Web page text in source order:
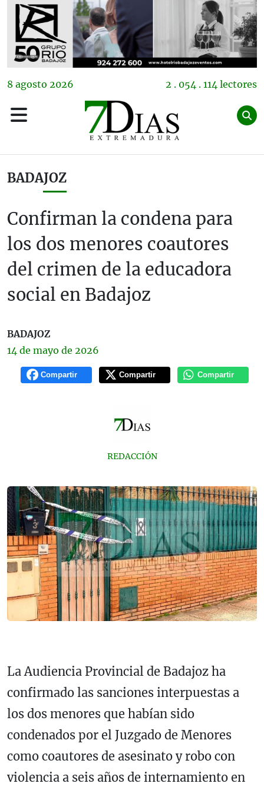
8 agosto 2026 2 . 054 . 114 lectores
BADAJOZ
Confirman la condena para
los dos menores coautores
del crimen de la educadora
social en Badajoz
BADAJOZ
14 de mayo de 2026
Compartir Compartir Compartir
REDACCIÓN
La Audiencia Provincial de Badajoz ha
confirmado las sanciones interpuestas a
los dos menores que habían sido
condenados por el Juzgado de Menores
como coautores de asesinato y robo con
violencia a seis años de internamiento en